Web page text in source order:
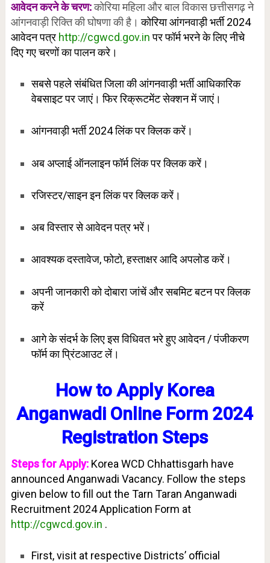
आवेदन करने के चरण:कोरिया महिला और बाल विकास छत्तीसगढ़ ने
आंगनवाड़ी रिक्ति की घोषणा की है।कोरिया आंगनवाड़ी भर्ती 2024
आवेदन पत्र http://cgwcd.gov.inपर फॉर्म भरने के लिए नीचे
दिए गए चरणों का पालन करे।
सबसे पहले संबंधित जिला की आंगनवाड़ी भर्ती आधिकारिक
वेबसाइट पर जाएं। फिर रिक्रूटमेंट सेक्शन में जाएं।
आंगनवाड़ी भर्ती 2024 लिंक पर क्लिक करें।
अब अप्लाई ऑनलाइन फॉर्म लिंक पर क्लिक करें।
रजिस्टर/साइन इन लिंक पर क्लिक करें।
अब विस्तार से आवेदन पत्र भरें।
आवश्यक दस्तावेज, फोटो, हस्ताक्षर आदि अपलोड करें।
अपनी जानकारी को दोबारा जांचें और सबमिट बटन पर क्लिक
करें
आगे के संदर्भ के लिए इस विधिवत भरे हुए आवेदन / पंजीकरण
फॉर्म का प्रिंटआउट लें।
How to Apply Korea
Anganwadi Online Form 2024
Registration Steps
Steps for Apply: KoreaWCD Chhattisgarh have
announced Anganwadi Vacancy. Follow the steps
given below to fill out the Tarn Taran Anganwadi
Recruitment 2024 Application Form at
http://cgwcd.gov.in .
First, visit at respective Districts’ official